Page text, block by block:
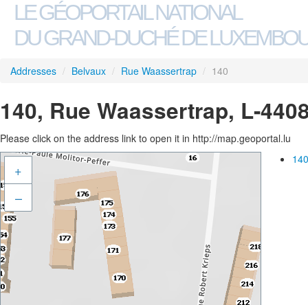
LE GÉOPORTAIL NATIONAL
DU GRAND-DUCHÉ DE
Addresses / Belvaux / Rue Waassertrap / 140
140, Rue Waassertrap, L-
Please click on the address link to open it in http://map.geoportal.lu
+
–